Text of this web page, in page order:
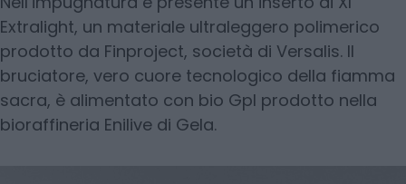
Extralight, un materiale ultraleggero polimerico
prodotto da Finproject, società di Versalis. Il
bruciatore, vero cuore tecnologico della fiamma
sacra, è alimentato con bio Gpl prodotto nella
bioraffineria Enilive di Gela.